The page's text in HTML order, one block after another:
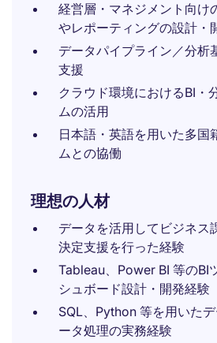
経営層・マネジメント向け
やレポーティングの設計・
データパイプライン／分析
支援
クラウド環境におけるBI・
ムの活用
日本語・英語を用いた多国
ムとの協働
理想の人材
データを活用してビジネス
決定支援を行った経験
Tableau、Power BI 等のBI
シュボード設計・開発経験
SQL、Python 等を用いた
ータ処理の実務経験